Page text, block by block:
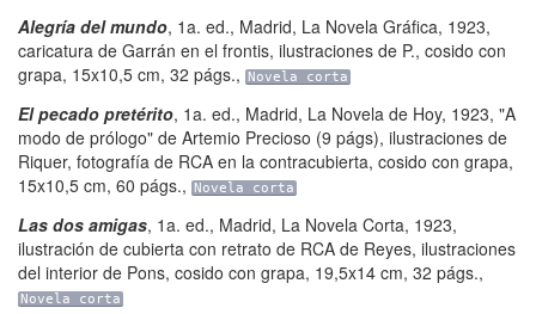
Alegría del mundo, 1a. ed., Madrid, La Novela Gráfica, 1923,
caricatura de Garrán en el frontis, ilustraciones de P., cosido con
grapa, 15x10,5 cm, 32 págs., Novela corta
El pecado pretérito, 1a. ed., Madrid, La Novela de Hoy, 1923, "A
modo de prólogo" de Artemio Precioso (9 págs), ilustraciones de
Riquer, fotografía de RCA en la contracubierta, cosido con grapa,
15x10,5 cm, 60 págs., Novela corta
Las dos amigas, 1a. ed., Madrid, La Novela Corta, 1923,
ilustración de cubierta con retrato de RCA de Reyes, ilustraciones
del interior de Pons, cosido con grapa, 19,5x14 cm, 32 págs.,
Novela corta